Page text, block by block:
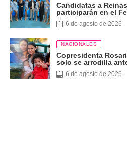
Candidatas a
participarán en el
Artes, Cultura y
6 de agosto de 2026
NACIONALES
Copresidenta
solo se arrodilla
6 de agosto de 2026